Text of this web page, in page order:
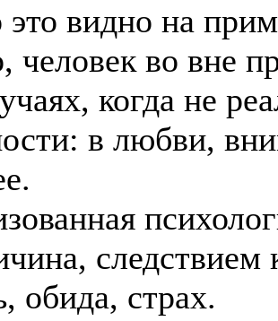
видно на
человек во вне
когда не
в любви,
обида, страх.